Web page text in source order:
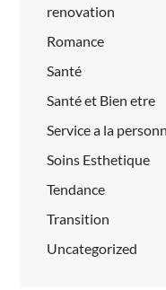
renovation
Romance
Santé
Santé et Bien etre
Service a la
Soins Esthetique
Tendance
Transition
Uncategorized